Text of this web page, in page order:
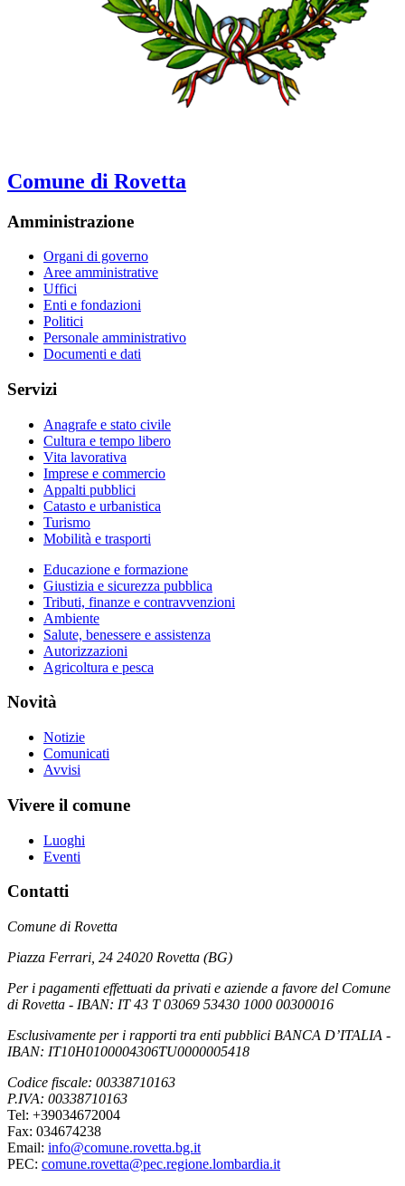
Comune di Rovetta
Amministrazione
Organi di governo
Aree amministrative
Uffici
Enti e fondazioni
Politici
Personale amministrativo
Documenti e dati
Servizi
Anagrafe e stato civile
Cultura e tempo libero
Vita lavorativa
Imprese e commercio
Appalti pubblici
Catasto e urbanistica
Turismo
Mobilità e trasporti
Educazione e formazione
Giustizia e sicurezza pubblica
Tributi, finanze e contravvenzioni
Ambiente
Salute, benessere e assistenza
Autorizzazioni
Agricoltura e pesca
Novità
Notizie
Comunicati
Avvisi
Vivere il comune
Luoghi
Eventi
Contatti
Comune di Rovetta
Piazza Ferrari, 24 24020 Rovetta (BG)
Per i pagamenti effettuati da privati e aziende a favore del Comune
di Rovetta - IBAN: IT 43 T 03069 53430 1000 00300016
Esclusivamente per i rapporti tra enti pubblici BANCA D’ITALIA -
IBAN: IT10H0100004306TU0000005418
Codice fiscale: 00338710163
P.IVA: 00338710163
Tel: +39034672004
Fax: 034674238
Email: info@comune.rovetta.bg.it
PEC: comune.rovetta@pec.regione.lombardia.it